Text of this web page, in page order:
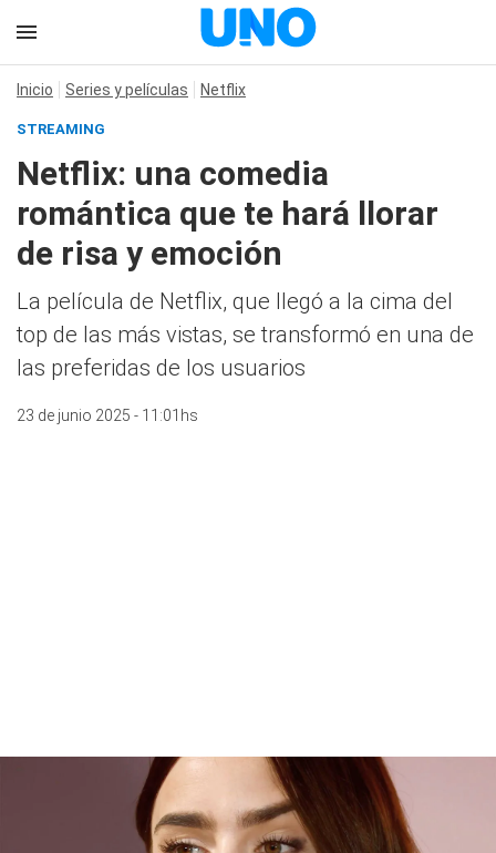
Inicio Series y películas Netflix
STREAMING
Netflix: una comedia
romántica que te hará llorar
de risa y emoción
La película de Netflix, que llegó a la cima del
top de las más vistas, se transformó en una de
las preferidas de los usuarios
23 de junio 2025 - 11:01hs